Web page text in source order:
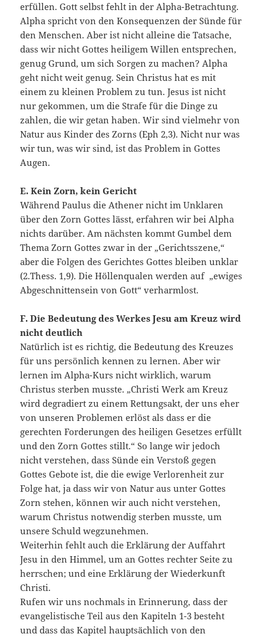
erfüllen. Gott selbst fehlt in der Alpha-Betrachtung.
Alpha spricht von den Konsequenzen der Sünde für
den Menschen. Aber ist nicht alleine die Tatsache,
dass wir nicht Gottes heiligem Willen entsprechen,
genug Grund, um sich Sorgen zu machen? Alpha
geht nicht weit genug. Sein Christus hat es mit
einem zu kleinen Problem zu tun. Jesus ist nicht
nur gekommen, um die Strafe für die Dinge zu
zahlen, die wir getan haben. Wir sind vielmehr von
Natur aus Kinder des Zorns (Eph 2,3). Nicht nur was
wir tun, was wir sind, ist das Problem in Gottes
Augen.
E. Kein Zorn, kein Gericht
Während Paulus die Athener nicht im Unklaren
über den Zorn Gottes lässt, erfahren wir bei Alpha
nichts darüber. Am nächsten kommt Gumbel dem
Thema Zorn Gottes zwar in der „Gerichtsszene,“
aber die Folgen des Gerichtes Gottes bleiben unklar
(2.Thess. 1,9). Die Höllenqualen werden auf „ewiges
Abgeschnittensein von Gott“ verharmlost.
F. Die Bedeutung des Werkes Jesu am Kreuz wird
nicht deutlich
Natürlich ist es richtig, die Bedeutung des Kreuzes
für uns persönlich kennen zu lernen. Aber wir
lernen im Alpha-Kurs nicht wirklich, warum
Christus sterben musste. „Christi Werk am Kreuz
wird degradiert zu einem Rettungsakt, der uns eher
von unseren Problemen erlöst als dass er die
gerechten Forderungen des heiligen Gesetzes erfüllt
und den Zorn Gottes stillt.“ So lange wir jedoch
nicht verstehen, dass Sünde ein Verstoß gegen
Gottes Gebote ist, die die ewige Verlorenheit zur
Folge hat, ja dass wir von Natur aus unter Gottes
Zorn stehen, können wir auch nicht verstehen,
warum Christus notwendig sterben musste, um
unsere Schuld wegzunehmen.
Weiterhin fehlt auch die Erklärung der Auffahrt
Jesu in den Himmel, um an Gottes rechter Seite zu
herrschen; und eine Erklärung der Wiederkunft
Christi.
Rufen wir uns nochmals in Erinnerung, dass der
evangelistische Teil aus den Kapiteln 1-3 besteht
und dass das Kapitel hauptsächlich von den